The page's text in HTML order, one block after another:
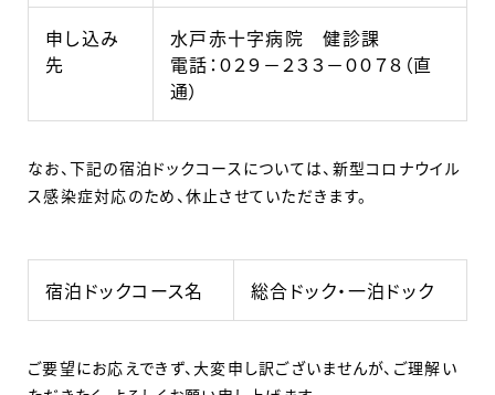
申し込み
先
水戸赤十字病院 健診課
電話：０２９－２３３－００７８（直
通）
なお、下記の宿泊ドックコースについては、新型コロナウイル
ス感染症対応のため、休止させていただきます。
宿泊ドックコース名 総合ドック・一泊ドック
ご要望にお応えできず、大変申し訳ございませんが、ご理解い